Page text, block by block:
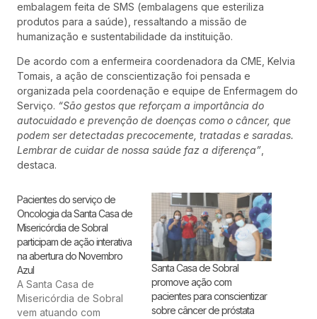
embalagem feita de SMS (embalagens que esteriliza
produtos para a saúde), ressaltando a missão de
humanização e sustentabilidade da instituição.
De acordo com a enfermeira coordenadora da CME, Kelvia
Tomais, a ação de conscientização foi pensada e
organizada pela coordenação e equipe de Enfermagem do
Serviço. “São gestos que reforçam a importância do
autocuidado e prevenção de doenças como o câncer, que
podem ser detectadas precocemente, tratadas e saradas.
Lembrar de cuidar de nossa saúde faz a diferença”
destaca.
Pacientes do serviço de
Oncologia da Santa Casa de
Misericórdia de Sobral
participam de ação interativa
na abertura do Novembro
Azul
A Santa Casa de
Misericórdia de Sobral
vem atuando com
Santa Casa de Sobral
promove ação com
pacientes para conscientizar
sobre câncer de próstata